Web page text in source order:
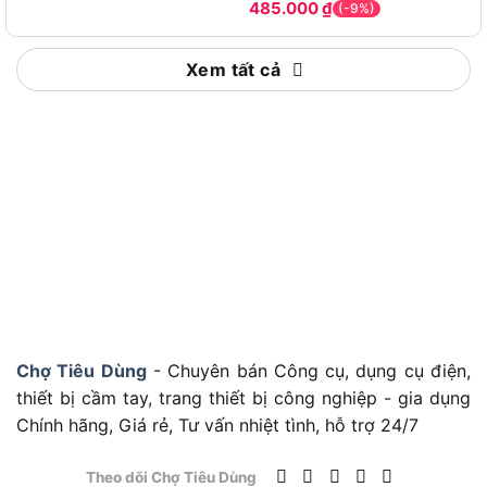
Sản phẩm thích hợp cho nhiều ngành nghề yêu
cầu sự chính xác và tinh xảo:
hình bề mặt
485.000₫ (-9%)
Xem tất cả
Chợ Tiêu Dùng- Chuyên bán Công cụ, dụng cụ điện,
thiết bị cầm tay, trang thiết bị công nghiệp - gia dụng
Chính hãng, Giá rẻ, Tư vấn nhiệt tình, hỗ trợ 24/7
Theo dõi Chợ Tiêu Dùng